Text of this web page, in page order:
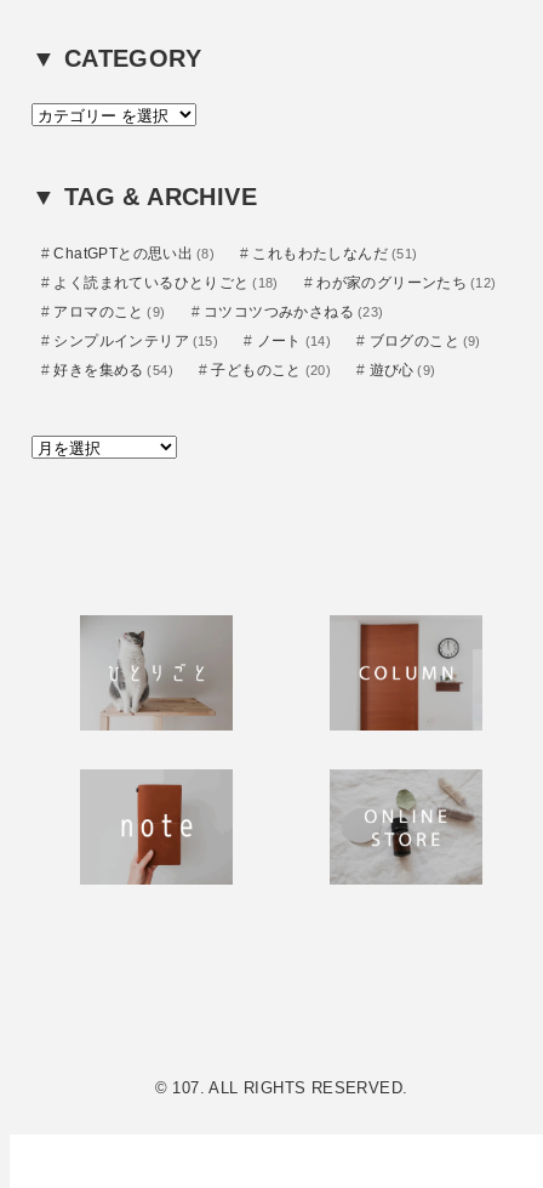
▼ CATEGORY
カ
リ
▼ TAG & ARCHIVE
ChatGPTとの思い出 (8) これもわたしなんだ (51)
よく読まれているひとりごと (18) わが家のグリーンたち (12)
アロマのこと (9) コツコツつみかさねる (23)
シンプルインテリア (15) ノート (14) ブログのこと (9)
好きを集める (54) 子どものこと (20) 遊び心 (9)
ア
© 107. ALL RIGHTS RESERVED.